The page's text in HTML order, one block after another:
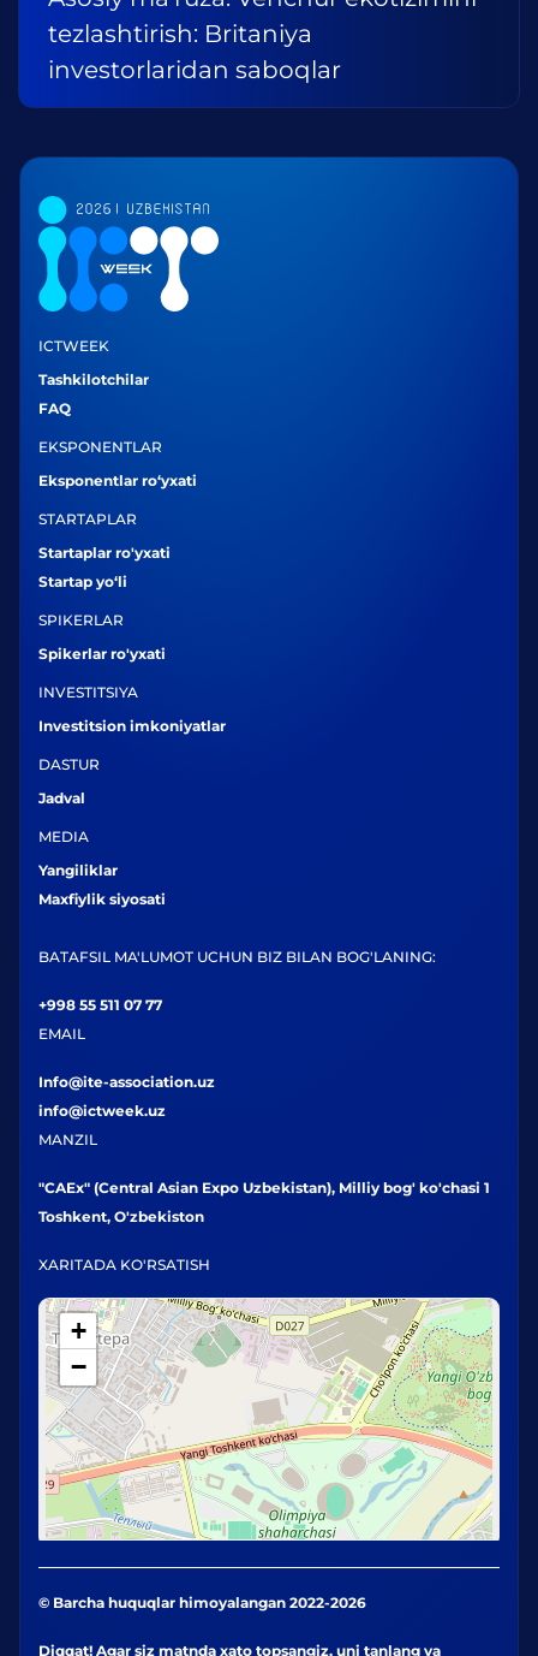
tezlashtirish: Britaniya
investorlaridan saboqlar
ICTWEEK
Tashkilotchilar
FAQ
EKSPONENTLAR
Eksponentlar ro‘yxati
STARTAPLAR
Startaplar ro'yxati
Startap yo‘li
SPIKERLAR
Spikerlar ro'yxati
INVESTITSIYA
Investitsion imkoniyatlar
DASTUR
Jadval
MEDIA
Yangiliklar
Maxfiylik siyosati
BATAFSIL MA'LUMOT UCHUN BIZ BILAN BOG'LANING:
+998 55 511 07 77
EMAIL
Info@ite-association.uz
info@ictweek.uz
MANZIL
"CAEx" (Central Asian Expo Uzbekistan), Milliy bog' ko'chasi 1
Toshkent, O'zbekiston
XARITADA KO'RSATISH
+
−
© Barcha huquqlar himoyalangan 2022-2026
Diqqat! Agar siz matnda xato topsangiz, uni tanlang va